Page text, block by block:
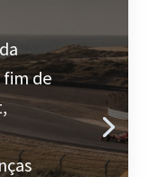
fim de